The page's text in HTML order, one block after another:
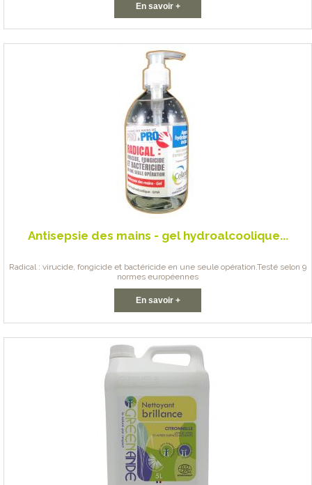
En savoir +
Antisepsie des mains - gel hydroalcoolique...
Radical : virucide, fongicide et bactéricide en une seule opération.Testé selon 9
normes européennes
En savoir +